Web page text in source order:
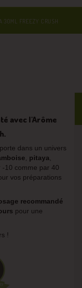
30ML FREEZY CRUSH
avec l'Arôme
dans un univers
pitaya
-10 comme par 40
vos préparations
recommandé
pour une
!